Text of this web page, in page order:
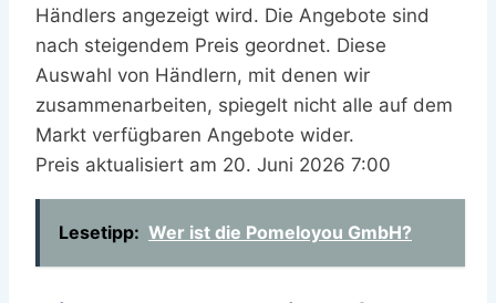
20. Juni 2026 7:00
Lesetipp: Wer ist die Pomeloyou GmbH?